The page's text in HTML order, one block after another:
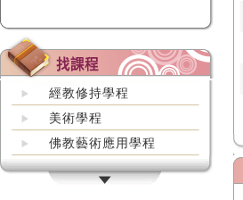
經教修持學程
美術學程
佛教藝術應用學程